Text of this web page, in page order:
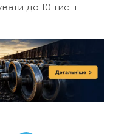
до 10 тис. т